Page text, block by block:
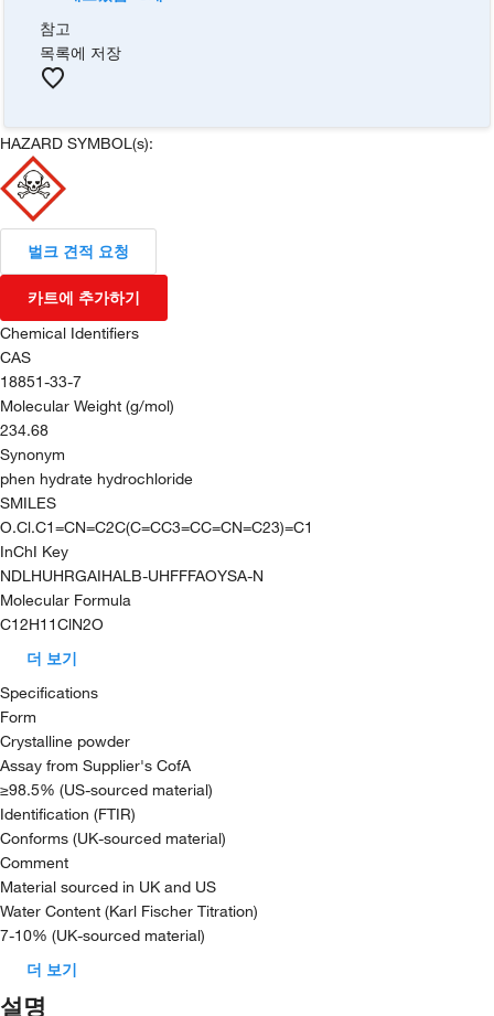
참고
목록에 저장
HAZARD SYMBOL(s):
벌크 견적 요청
카트에 추가하기
Chemical Identifiers
CAS
18851-33-7
Molecular Weight (g/mol)
234.68
Synonym
phen hydrate hydrochloride
SMILES
O.Cl.C1=CN=C2C(C=CC3=CC=CN=C23)=C1
InChI Key
NDLHUHRGAIHALB-UHFFFAOYSA-N
Molecular Formula
C12H11ClN2O
더 보기
Specifications
Form
Crystalline powder
Assay from Supplier's CofA
≥98.5% (US-sourced material)
Identification (FTIR)
Conforms (UK-sourced material)
Comment
Material sourced in UK and US
Water Content (Karl Fischer Titration)
7-10% (UK-sourced material)
더 보기
설명